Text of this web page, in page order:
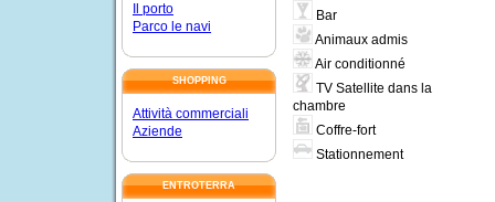
Il porto
Parco le navi
SHOPPING
Attività commerciali
Aziende
ENTROTERRA
Bar
Animaux admis
Air conditionné
TV Satellite dans la
chambre
Coffre-fort
Stationnement